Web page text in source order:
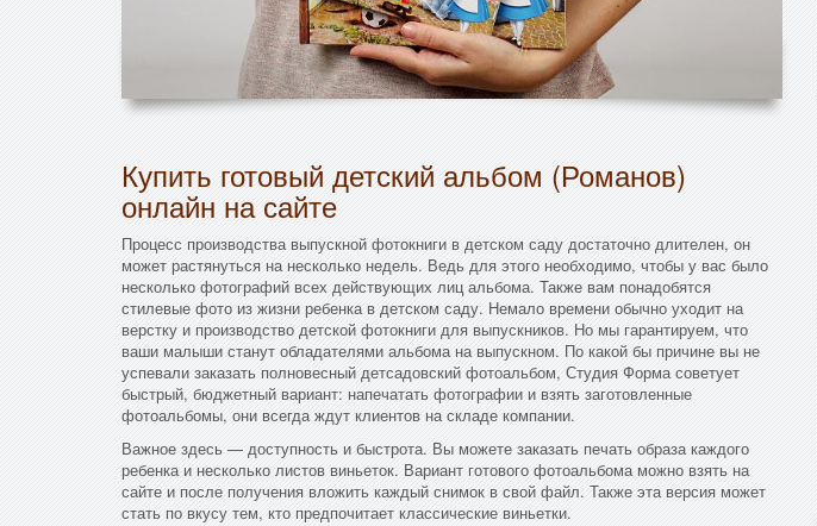
Купить готовый детский альбом (Романов)
онлайн на сайте
Процесс производства выпускной фотокниги в детском саду достаточно длителен, он
может растянуться на несколько недель. Ведь для этого необходимо, чтобы у вас было
несколько фотографий всех действующих лиц альбома. Также вам понадобятся
стилевые фото из жизни ребенка в детском саду. Немало времени обычно уходит на
верстку и производство детской фотокниги для выпускников. Но мы гарантируем, что
ваши малыши станут обладателями альбома на выпускном. По какой бы причине вы не
успевали заказать полновесный детсадовский фотоальбом, Студия Форма советует
быстрый, бюджетный вариант: напечатать фотографии и взять заготовленные
фотоальбомы, они всегда ждут клиентов на складе компании.
Важное здесь — доступность и быстрота. Вы можете заказать печать образа каждого
ребенка и несколько листов виньеток. Вариант готового фотоальбома можно взять на
сайте и после получения вложить каждый снимок в свой файл. Также эта версия может
стать по вкусу тем, кто предпочитает классические виньетки.